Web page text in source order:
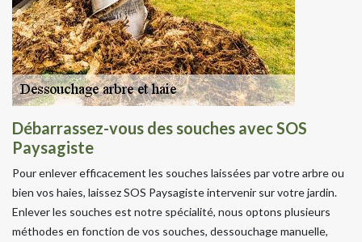
Débarrassez-vous des souches avec SOS
Paysagiste
Pour enlever efficacement les souches laissées par votre arbre ou
bien vos haies, laissez SOS Paysagiste intervenir sur votre jardin.
Enlever les souches est notre spécialité, nous optons plusieurs
méthodes en fonction de vos souches, dessouchage manuelle,